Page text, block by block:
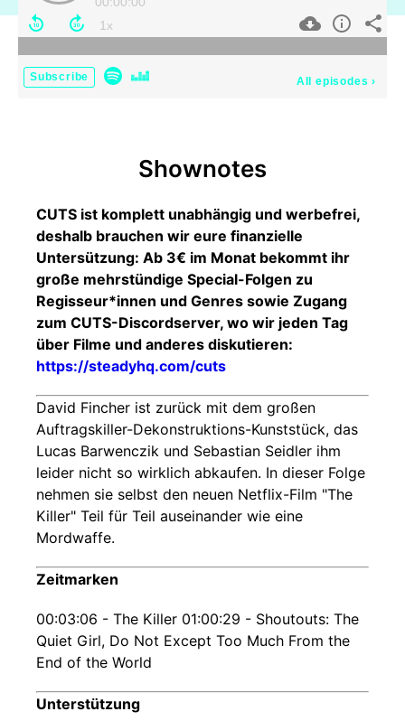
Subscribe All episodes ›
Shownotes
CUTS ist komplett unabhängig und werbefrei,
deshalb brauchen wir eure finanzielle
Untersützung: Ab 3€ im Monat bekommt ihr
große mehrstündige Special-Folgen zu
Regisseur*innen und Genres sowie Zugang
zum CUTS-Discordserver, wo wir jeden Tag
über Filme und anderes diskutieren:
https://steadyhq.com/cuts
David Fincher ist zurück mit dem großen
Auftragskiller-Dekonstruktions-Kunststück, das
Lucas Barwenczik und Sebastian Seidler ihm
leider nicht so wirklich abkaufen. In dieser Folge
nehmen sie selbst den neuen Netflix-Film "The
Killer" Teil für Teil auseinander wie eine
Mordwaffe.
Zeitmarken
00:03:06 - The Killer 01:00:29 - Shoutouts: The
Quiet Girl, Do Not Except Too Much From the
End of the World
Unterstützung